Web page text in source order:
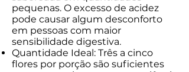
pequenas. O excesso de acidez
pode causar algum desconforto
em pessoas com maior
sensibilidade digestiva.
Quantidade Ideal: Três a cinco
flores por porção são suficientes